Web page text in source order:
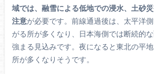
域では、融雪による低地での浸水、土砂
注意が必要です。前線通過後は、太平洋
がる所が多くなり、日本海側では断続的
強まる見込みです。夜になると東北の平
所が多くなりそうです。